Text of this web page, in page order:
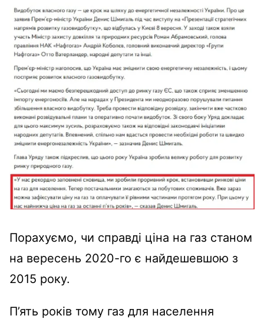
Порахуємо, чи справді ціна на газ станом
на вересень 2020-го є найдешевшою з
2015 року.
П’ять років тому газ для населення